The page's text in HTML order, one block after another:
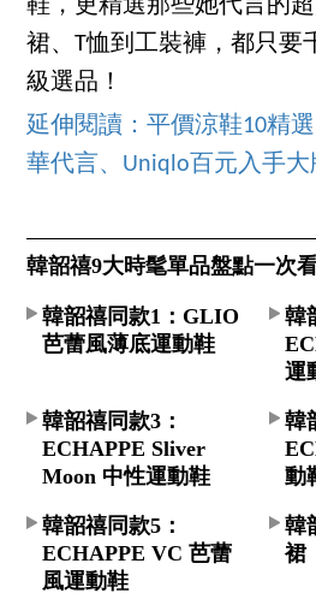
鞋，更精選那些她代言的
裙、T恤到工裝褲，都只要
級選品！
延伸閱讀：平價涼鞋10精
華代言、Uniqlo百元入手大
韓韶禧9大時髦單品盤點一次
韓韶禧同款1：GLIO
芭蕾風薄底運動鞋​
韓
運
韓韶禧同款3：
ECHAPPE Sliver
Moon 中性運動鞋​
韓
動
韓韶禧同款5：
ECHAPPE VC 芭蕾
風運動鞋​
韓
裙​